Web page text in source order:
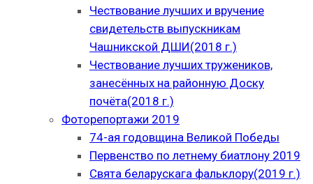
Чествование лучших и вручение
свидетельств выпускникам
Чашникской ДШИ(2018 г.)
Чествование лучших тружеников,
занесённых на районную Доску
почёта(2018 г.)
Фоторепортажи 2019
74-ая годовщина Великой Победы
Первенство по летнему биатлону 2019
Свята беларускага фальклору(2019 г.)